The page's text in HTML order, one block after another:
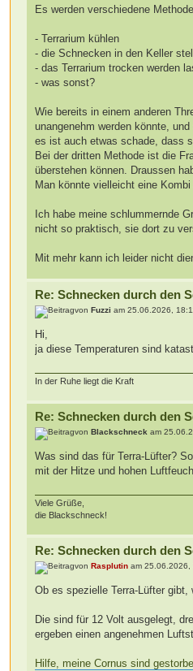
Es werden verschiedene
- Terrarium kühlen
- die Schnecken in den Keller
- das Terrarium trocken werden
- was sonst?
Wie bereits in einem anderen
unangenehm werden könnte,
es ist auch etwas schade, dass
Bei der dritten Methode ist die
überstehen können. Draussen
Man könnte vielleicht eine
Ich habe meine schlummernde
nicht so praktisch, sie dort zu
Mit mehr kann ich leider nicht
Re: Schnecken durch den
vonFuzzi am 25.06.2026,
Hi,
ja diese Temperaturen sind
In der Ruhe liegt die Kraft
Re: Schnecken durch den
vonBlackschneck am
Was sind das für Terra-Lüfter?
mit der Hitze und hohen
Viele Grüße,
die Blackschneck!
Re: Schnecken durch den
von Rasplutin am 25.06.2026,
Ob es spezielle Terra-Lüfter
Die sind für 12 Volt ausgelegt,
ergeben einen angenehmen
Hilfe, meine Cornus sind